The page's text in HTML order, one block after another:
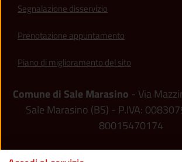
Segnalazione disservizio
Prenotazione appuntamento
Piano di miglioramento del sito
Comune di Sale Marasino - Via
Sale Marasino (BS) - P.IVA:
80015470174